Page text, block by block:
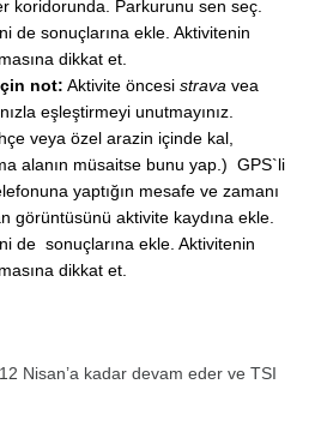
koridorunda. Parkurunu sen seç.
desonuçlarına ekle. Aktivitenin
dikkat et.
not: Aktivite öncesi strava vea
eşleştirmeyi unutmayınız.
veya özel arazin içinde kal,
alanın müsaitse bunu yap.) GPS`li
yaptığın mesafe ve zamanı
görüntüsünü aktivite kaydına ekle.
de sonuçlarına ekle. Aktivitenin
dikkat et.
Nisan’a kadar devam eder ve TSI